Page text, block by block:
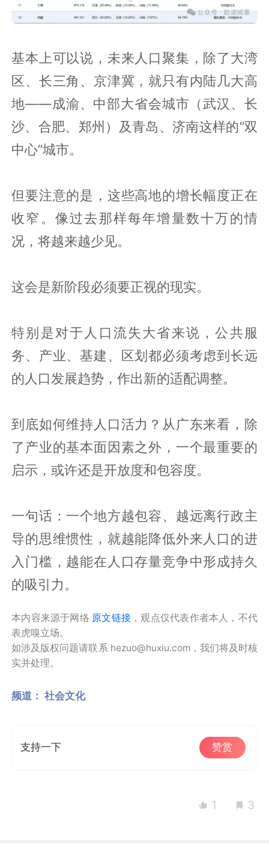
基本上可以说，未来人口聚集，除了大湾
区、长三角、京津冀，就只有内陆几大高
地——成渝、中部大省会城市（武汉、长
沙、合肥、郑州）及青岛、济南这样的“双
中心”城市。
但要注意的是，这些高地的增长幅度正在
收窄。像过去那样每年增量数十万的情
况，将越来越少见。
这会是新阶段必须要正视的现实。
特别是对于人口流失大省来说，公共服
务、产业、基建、区划都必须考虑到长远
的人口发展趋势，作出新的适配调整。
到底如何维持人口活力？从广东来看，除
了产业的基本面因素之外，一个最重要的
启示，或许还是开放度和包容度。
一句话：一个地方越包容、越远离行政主
导的思维惯性，就越能降低外来人口的进
入门槛，越能在人口存量竞争中形成持久
的吸引力。
本内容来源于网络 原文链接 ，观点仅代表作者本人，不代
表虎嗅立场。
如涉及版权问题请联系 hezuo@huxiu.com，我们将及时核
实并处理。
频道： 社会文化
支持一下 赞赏
1 3